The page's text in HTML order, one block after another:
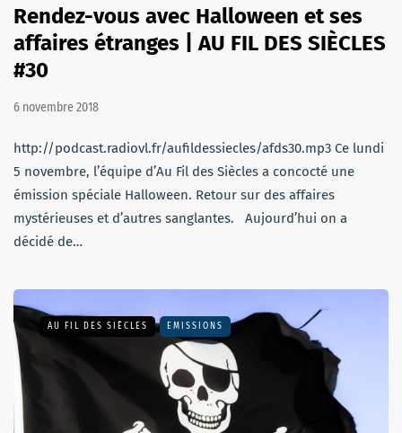
Rendez-vous avec Halloween et ses
affaires étranges | AU FIL DES SIÈCLES
#30
6 novembre 2018
http://podcast.radiovl.fr/aufildessiecles/afds30.mp3 Ce lundi
5 novembre, l’équipe d’Au Fil des Siècles a concocté une
émission spéciale Halloween. Retour sur des affaires
mystérieuses et d’autres sanglantes. Aujourd’hui on a
décidé de…
AU FIL DES SIÈCLES EMISSIONS